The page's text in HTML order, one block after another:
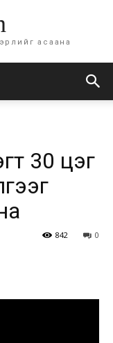
асаана
30 цэг
0
842